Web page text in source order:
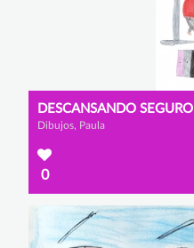
DESCANSANDO SEGURO
Dibujos, Paula
0